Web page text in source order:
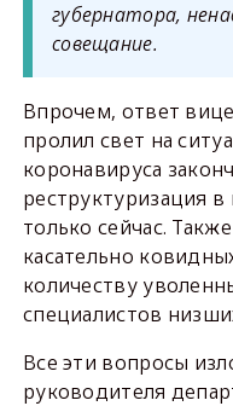
губернатора,
совещание.
Впрочем, ответ
пролил свет на
коронавируса
реструктуризация
только сейчас.
касательно
количеству
специалистов
Все эти вопросы
руководителя